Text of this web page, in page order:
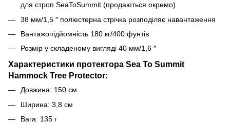
для строп SeaToSummit (продаються окремо)
38 мм/1,5 ″ поліестерна стрічка розподіляє навантаження
Вантажопідйомність 180 кг/400 фунтів
Розмір у складеному вигляді 40 мм/1,6 ″
Характеристики протектора Sea To Summit
Hammock Tree Protector:
Довжина: 150 см
Ширина: 3,8 см
Вага: 135 г